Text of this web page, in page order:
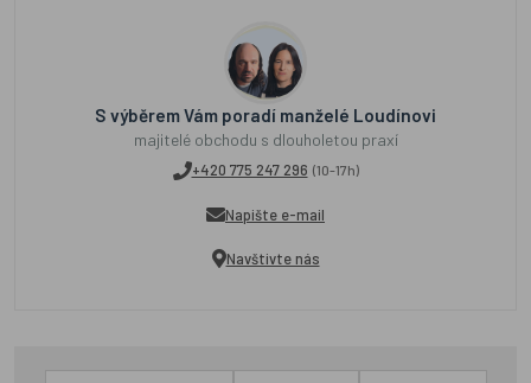
S výběrem Vám poradí manželé Loudínovi
majitelé obchodu s dlouholetou praxí
+420 775 247 296 (10-17h)
Napište e-mail
Navštivte nás